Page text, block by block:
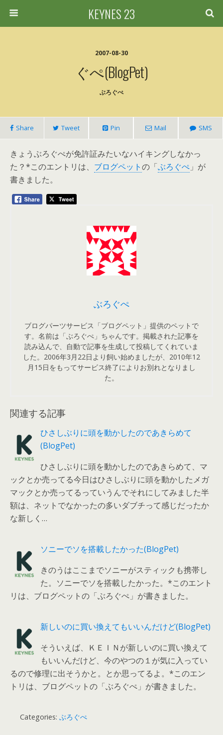
KEYNES 23
2007-08-30
ぐぺ(BlogPet)
ぶろぐぺ
Share Tweet Pin Mail SMS
きょうぶろぐぺが免許証みたいなハイキングしなかっ
た？*このエントリは、 ブログペットの「ぶろぐぺ 」が
書きました。
ぶろぐぺ
ブログパーツサービス「ブログペット」提供のペットで
す。名前は「ぶろぐぺ」ちゃんです。掲載された記事を
読み込んで、自動で記事を生成して投稿してくれていま
した。2006年3月22日より飼い始めましたが、2010年12
月15日をもってサービス終了によりお別れとなりまし
た。
関連する記事
ひさしぶりに頭を動かしたのであきらめて
(BlogPet)
ひさしぶりに頭を動かしたのであきらめて、マ
ックとか売ってる今日はひさしぶりに頭を動かしたメガ
マックとか売ってるっていうんでそれにしてみました半
額は、ネットでなかったの多いダブチって感じだったか
な新しく…
ソニーでソを搭載したかった(BlogPet)
きのうはここまでソニーがスティックも携帯し
た。ソニーでソを搭載したかった。*このエント
リは、ブログペットの「ぶろぐぺ」が書きました。
新しいのに買い換えてもいいんだけど(BlogPet)
そういえば、ＫＥＩＮが新しいのに買い換えて
もいいんだけど、今のやつの１が気に入ってい
るので修理に出そうかと。とか思ってるよ。*このエン
トリは、ブログペットの「ぶろぐぺ」が書きました。
Categories: ぶろぐぺ